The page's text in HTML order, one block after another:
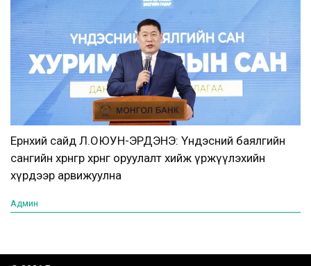
Ерөнхий сайд Л.ОЮУН-ЭРДЭНЭ: Үндэсний баялгийн
сангийн хөрөнгөөр хөрөнгө оруулалт хийж үржүүлэхийн
хүрдээр арвижуулна
Админ